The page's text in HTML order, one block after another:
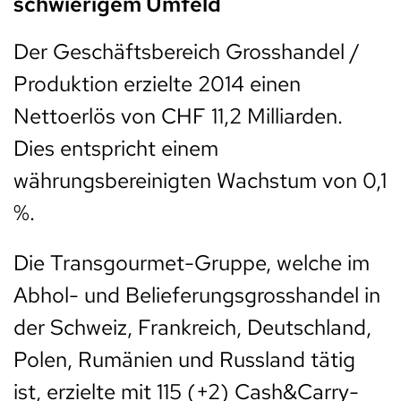
Der Geschäftsbereich Grosshandel /
Produktion erzielte 2014 einen
Nettoerlös von CHF 11,2 Milliarden.
Dies entspricht einem
währungsbereinigten Wachstum von 0,1
%.
Die Transgourmet-Gruppe, welche im
Abhol- und Belieferungsgrosshandel in
der Schweiz, Frankreich, Deutschland,
Polen, Rumänien und Russland tätig
ist, erzielte mit 115 (+2) Cash&Carry-